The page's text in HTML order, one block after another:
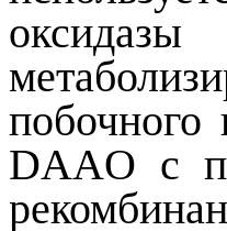
побочного
DAAO c